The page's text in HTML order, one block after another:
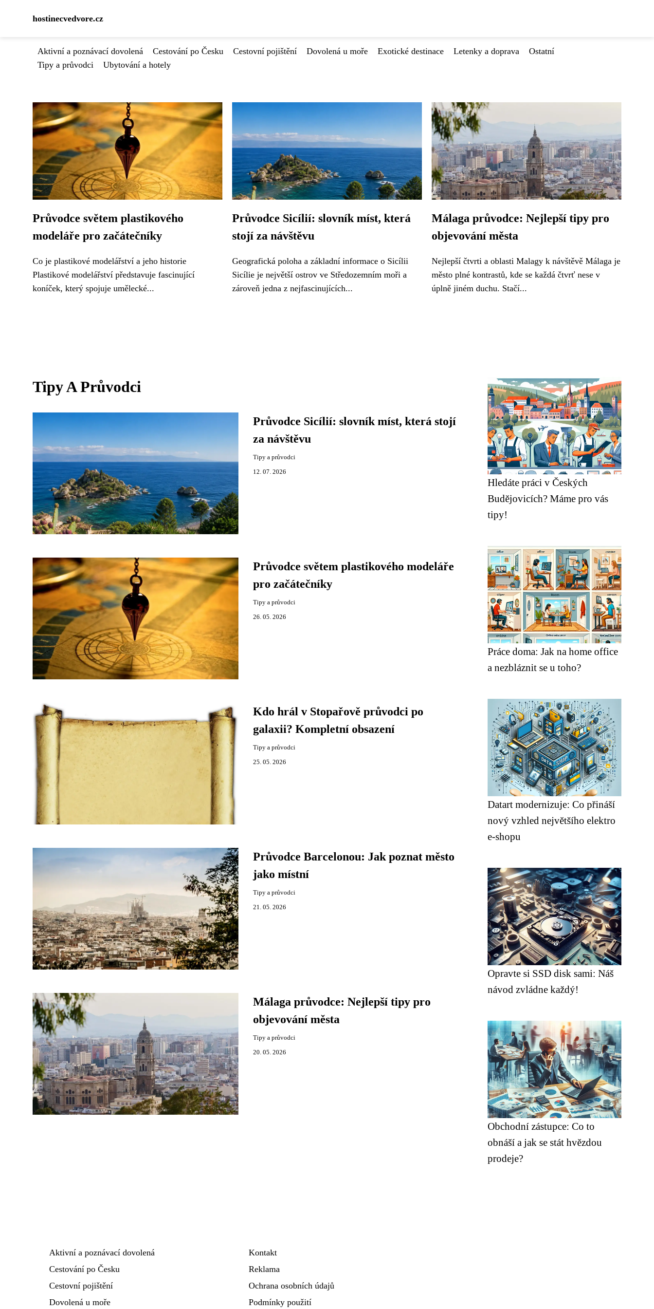
hostinecvedvore.cz
Aktivní a poznávací dovolená Cestování po Česku Cestovní pojištění Dovolená u moře Exotické destinace Letenky a doprava
Ostatní
Tipy a průvodci
Ubytování a hotely
Průvodce světem plastikového
modeláře pro začátečníky
Co je plastikové modelářství a jeho historie
Plastikové modelářství představuje fascinující
koníček, který spojuje umělecké...
Průvodce Sicílií: slovník míst, která
stojí za návštěvu
Geografická poloha a základní informace o Sicílii
Sicílie je největší ostrov ve Středozemním moři a
zároveň jedna z nejfascinujících...
Málaga průvodce: Nejlepší tipy pro
objevování města
Nejlepší čtvrti a oblasti Malagy k návštěvě Málaga je
město plné kontrastů, kde se každá čtvrť nese v
úplně jiném duchu. Stačí...
Tipy A Průvodci
Průvodce Sicílií: slovník míst, která stojí
za návštěvu
Tipy a průvodci
12. 07. 2026
Průvodce světem plastikového modeláře
pro začátečníky
Tipy a průvodci
26. 05. 2026
Kdo hrál v Stopařově průvodci po
galaxii? Kompletní obsazení
Tipy a průvodci
25. 05. 2026
Průvodce Barcelonou: Jak poznat město
jako místní
Tipy a průvodci
21. 05. 2026
Málaga průvodce: Nejlepší tipy pro
objevování města
Tipy a průvodci
20. 05. 2026
Hledáte práci v Českých
Budějovicích? Máme pro vás
tipy!
Práce doma: Jak na home office
a nezbláznit se u toho?
Datart modernizuje: Co přináší
nový vzhled největšího elektro
e-shopu
Opravte si SSD disk sami: Náš
návod zvládne každý!
Obchodní zástupce: Co to
obnáší a jak se stát hvězdou
prodeje?
Aktivní a poznávací dovolená
Cestování po Česku
Cestovní pojištění
Dovolená u moře
Kontakt
Reklama
Ochrana osobních údajů
Podmínky použití